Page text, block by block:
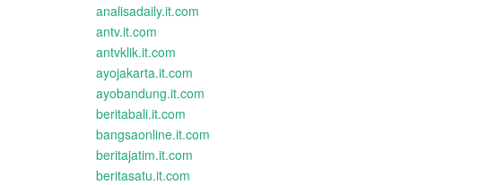
analisadaily.it.com
antv.it.com
antvklik.it.com
ayojakarta.it.com
ayobandung.it.com
beritabali.it.com
bangsaonline.it.com
beritajatim.it.com
beritasatu.it.com